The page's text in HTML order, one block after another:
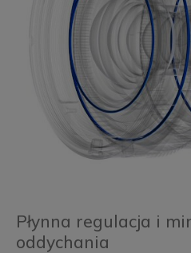
Płynna regulacja i
oddychania